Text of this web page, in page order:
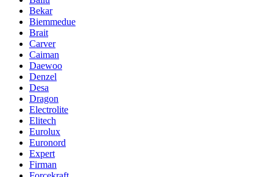
Bekar
Biemmedue
Brait
Carver
Caiman
Daewoo
Denzel
Desa
Dragon
Electrolite
Elitech
Eurolux
Euronord
Expert
Firman